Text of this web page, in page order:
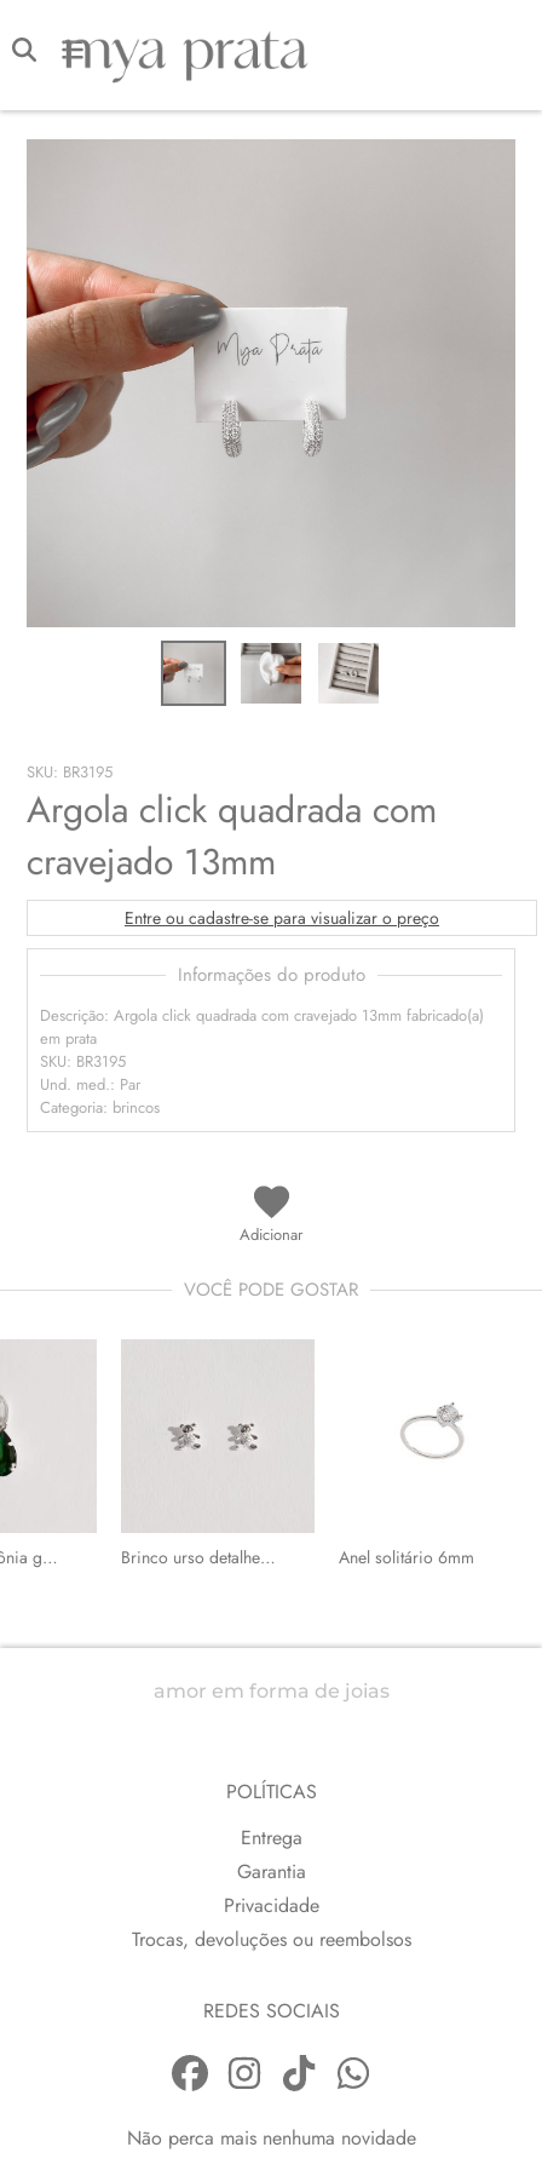
SKU: BR3195
Argola click quadrada com
cravejado 13mm
Entre ou cadastre-se para visualizar o preço
Informações do produto
Descrição: Argola click quadrada com cravejado 13mm fabricado(a)
em prata
SKU: BR3195
Und. med.: Par
Categoria: brincos
Adicionar
VOCÊ PODE GOSTAR
Pingente zircônia gota esmeralda 12mm Brinco urso detalhe cravejado 9mm Anel solitário 6mm
amor em forma de joias
POLÍTICAS
Entrega
Garantia
Privacidade
Trocas, devoluções ou reembolsos
REDES SOCIAIS
Não perca mais nenhuma novidade